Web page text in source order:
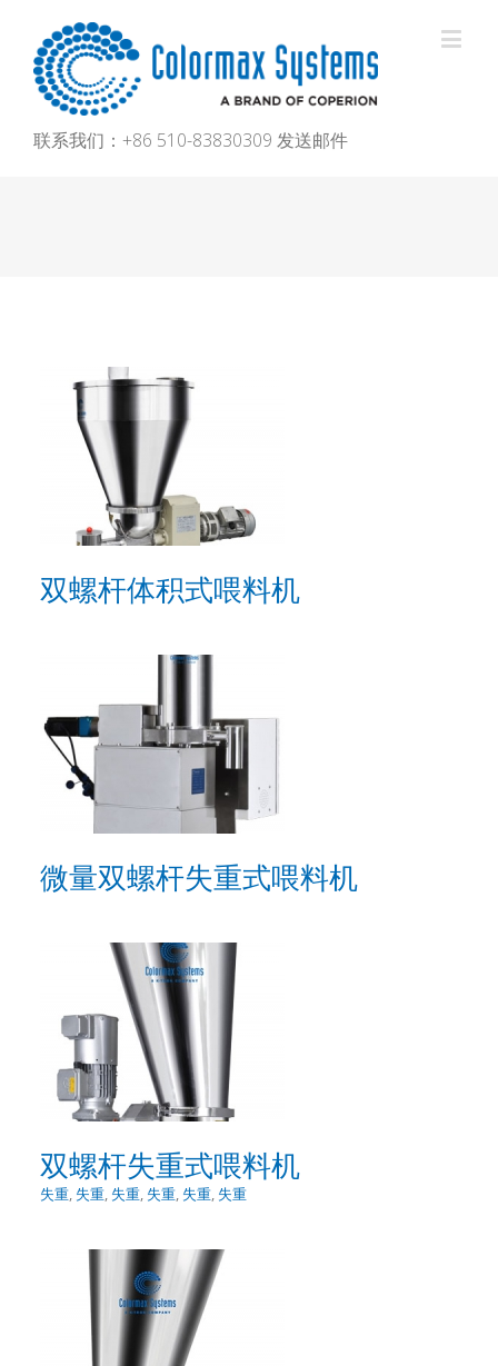
联系我们：+86 510-83830309 发送邮件
双螺杆体积式喂料机
微量双螺杆失重式喂料机
双螺杆失重式喂料机
失重, 失重, 失重, 失重, 失重, 失重